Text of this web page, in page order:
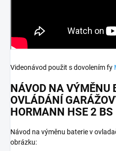
Videonávod použit s dovolením fy
NÁVOD NA VÝMĚNU
OVLÁDÁNÍ
HORMANN HSE 2 BS
Návod na výměnu baterie v
obrázku: